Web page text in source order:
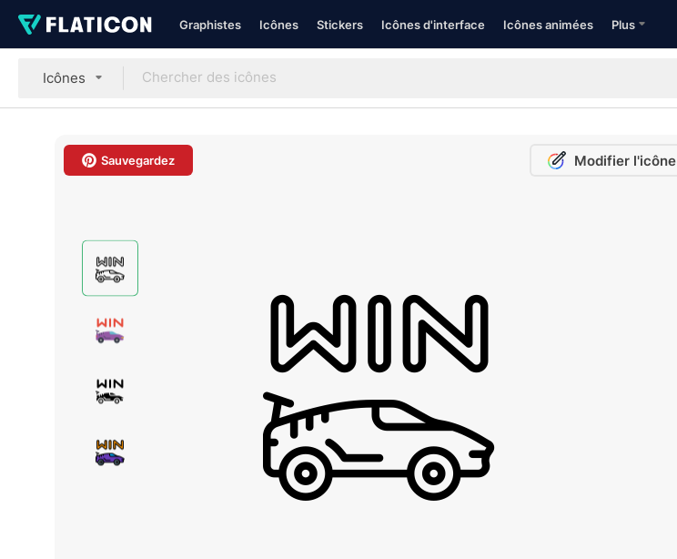
Graphistes Icônes Stickers Icônes d'interface Icônes animées Plus
Icônes
Sauvegardez Modifier l'icône